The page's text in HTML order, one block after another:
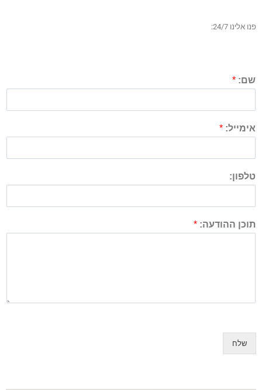
פנו אלינו 24/7:
שם: *
אימייל: *
טלפון:
תוכן ההודעה: *
שלח